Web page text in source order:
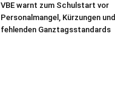
VBE warnt zum Schulstart vor
Personalmangel, Kürzungen und
fehlenden Ganztagsstandards